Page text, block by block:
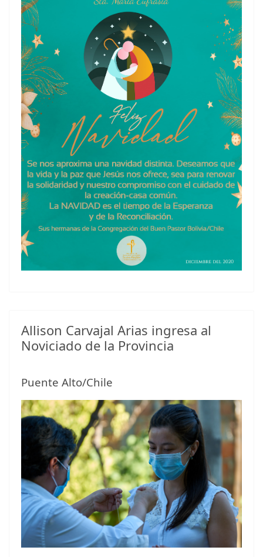
Allison Carvajal Arias ingresa al
Noviciado de la Provincia
Puente Alto/Chile